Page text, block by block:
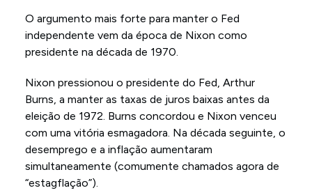
O argumento mais forte para manter o Fed
independente vem da época de Nixon como
presidente na década de 1970.
Nixon pressionou o presidente do Fed, Arthur
Burns, a manter as taxas de juros baixas antes da
eleição de 1972. Burns concordou e Nixon venceu
com uma vitória esmagadora. Na década seguinte, o
desemprego e a inflação aumentaram
simultaneamente (comumente chamados agora de
“estagflação”).